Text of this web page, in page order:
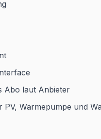
Abo laut Anbieter
PV, Wärmepumpe und